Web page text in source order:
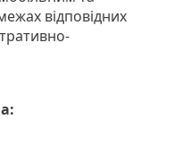
відповідних